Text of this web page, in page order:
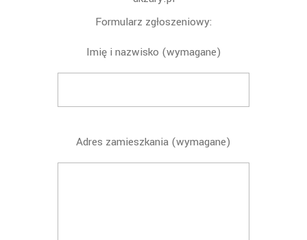
Formularz zgłoszeniowy:
Imię i nazwisko (wymagane)
Adres zamieszkania (wymagane)